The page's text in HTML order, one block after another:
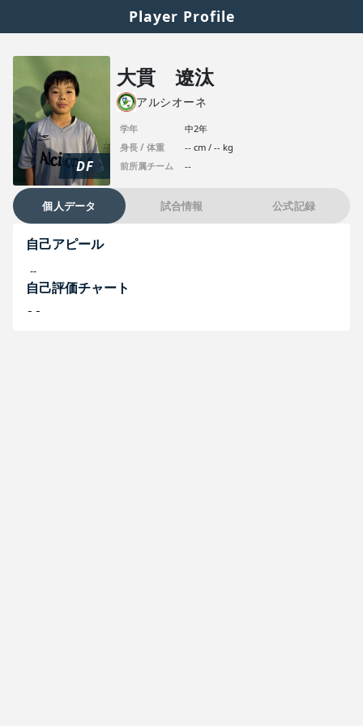
Player Profile
DF
大貫 遼汰
アルシオーネ
学年
中2年
身長 / 体重
-- cm / -- kg
前所属チーム
--
個人データ 試合情報 公式記録
自己アピール
--
自己評価チャート
--